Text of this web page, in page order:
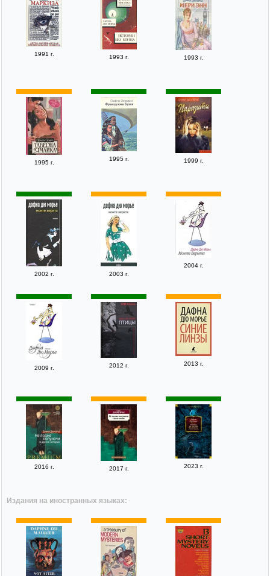
1991 г. 1993 г. 1993 г.
1995 г.
1995 г. 1999 г.
2002 г. 2003 г.
2004 г.
2009 г. 2012 г. 2013 г.
2016 г. 2017 г. 2023 г.
Издания на иностранных языках: